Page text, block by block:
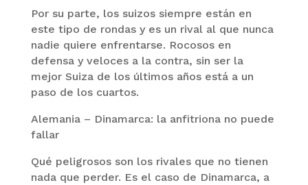
Por su parte, los suizos siempre están en
este tipo de rondas y es un rival al que nunca
nadie quiere enfrentarse. Rocosos en
defensa y veloces a la contra, sin ser la
mejor Suiza de los últimos años está a un
paso de los cuartos.
Alemania – Dinamarca: la anfitriona no puede
fallar
Qué peligrosos son los rivales que no tienen
nada que perder. Es el caso de Dinamarca, a